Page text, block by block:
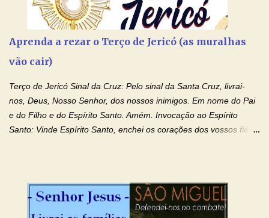
Aprenda a rezar o Terço de Jericó (as muralhas
vão cair)
Terço de Jericó Sinal da Cruz: Pelo sinal da Santa Cruz, livrai-
nos, Deus, Nosso Senhor, dos nossos inimigos. Em nome do Pai
e do Filho e do Espírito Santo. Amém. Invocação ao Espírito
Santo: Vinde Espírito Santo, enchei os corações dos vossos fiéis
Santo, fazei que apreciemos retamente todas as coisas segundo
o mesmo Espírito e gozemos sempre da sua consolação. Por